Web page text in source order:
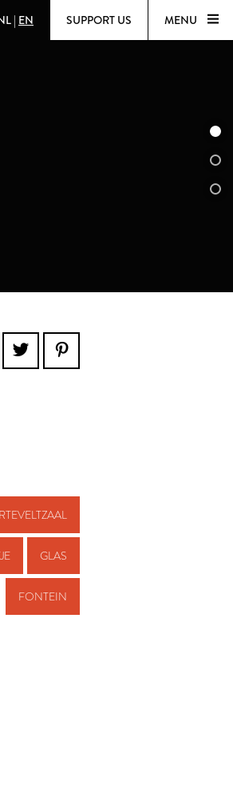
| EN SUPPORT US MENU
GLAS
FONTEIN